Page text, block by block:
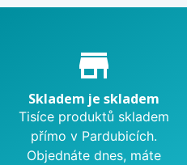
Proč nakupovat u nás?
store_mall_directory
Skladem je skladem
Tisíce produktů skladem
přímo v Pardubicích.
Objednáte dnes, máte